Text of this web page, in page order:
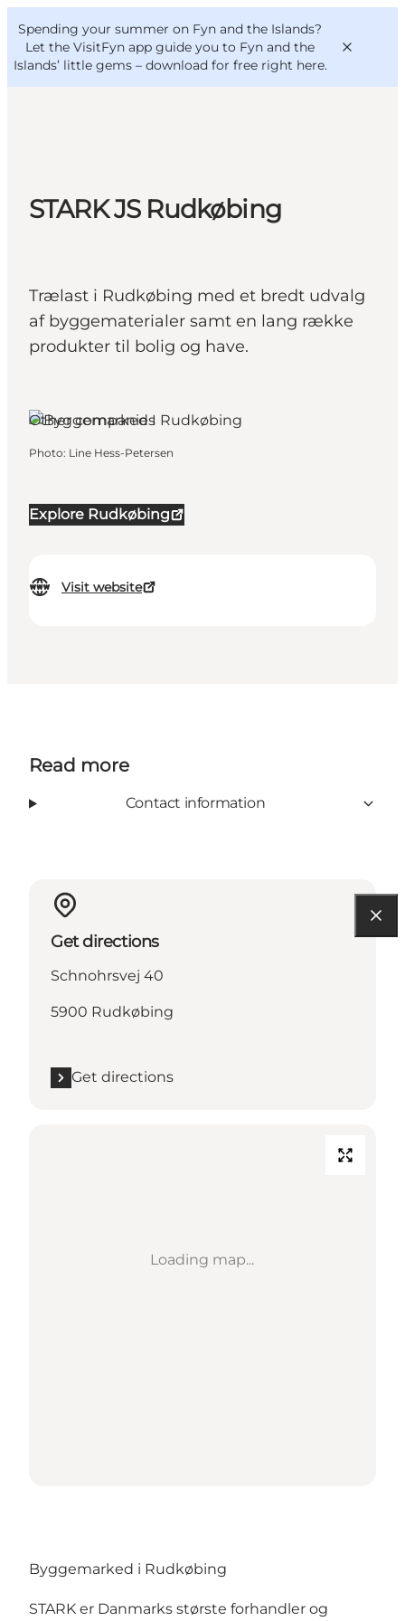
Spending your summer on Fyn and the Islands?
Let the VisitFyn app guide you to Fyn and the
Islands’ little gems – download for free right here.
Things to do
Outdoor and bike
VisitFyn
Deutsch
STARK JS Rudkøbing
Trælast i Rudkøbing med et bredt udvalg
af byggematerialer samt en lang række
produkter til bolig og have.
Explore Rudkøbing
Visit website
Other companies
Photo: Line Hess-Petersen
Read more
Contact information
Get directions
Schnohrsvej 40
5900 Rudkøbing
Get directions
Loading map...
Byggemarked i Rudkøbing
STARK er Danmarks største forhandler og